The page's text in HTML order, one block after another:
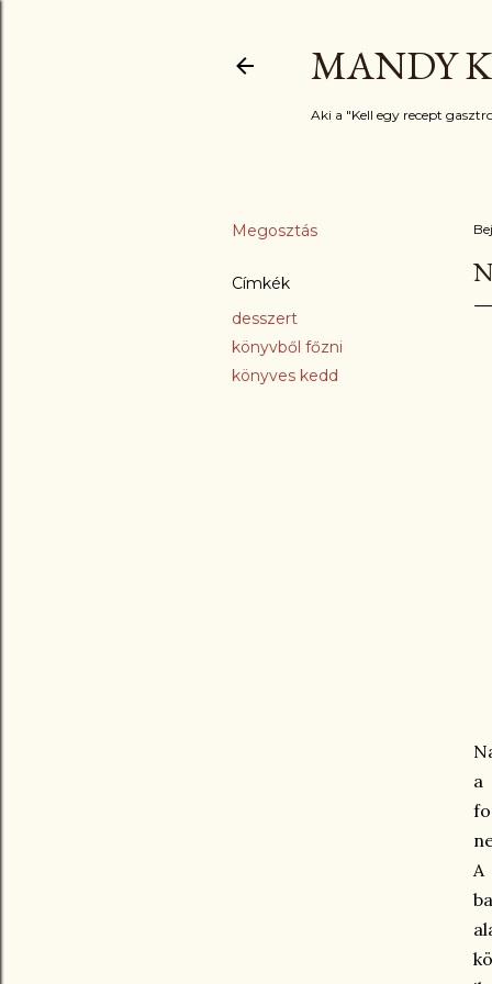
MANDY
Aki a "Kell egy recept
Megosztás
Címkék
desszert
könyvből főzni
könyves kedd
a
A